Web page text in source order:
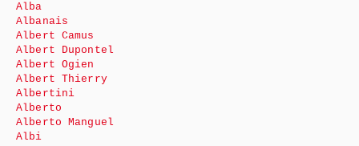
Alba
Albanais
Albert Camus
Albert Dupontel
Albert Ogien
Albert Thierry
Albertini
Alberto
Alberto Manguel
Albi